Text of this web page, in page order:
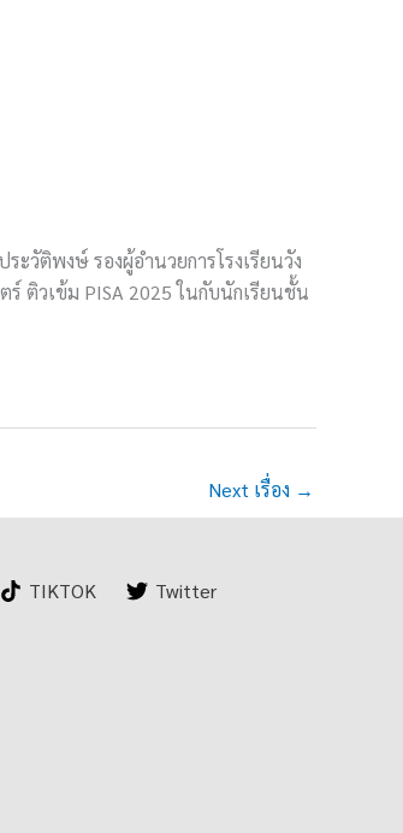
ะวัติพงษ์ รองผู้อำนวยการโรงเรียนวัง
ติวเข้ม PISA 2025 ในกับนักเรียนชั้น
Next เรื่อง →
TIKTOK Twitter